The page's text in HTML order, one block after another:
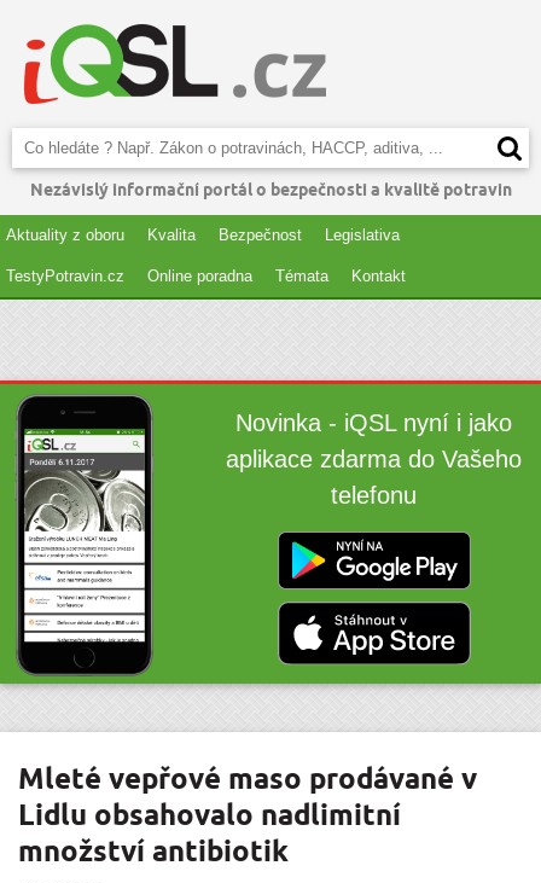
Nezávislý informační portál o bezpečnosti a kvalitě potravin
Aktuality z oboru Kvalita Bezpečnost Legislativa
TestyPotravin.cz Online poradna Témata Kontakt
Novinka - iQSL nyní i jako
aplikace zdarma do Vašeho
telefonu
Mleté vepřové maso prodávané v
Lidlu obsahovalo nadlimitní
množství antibiotik